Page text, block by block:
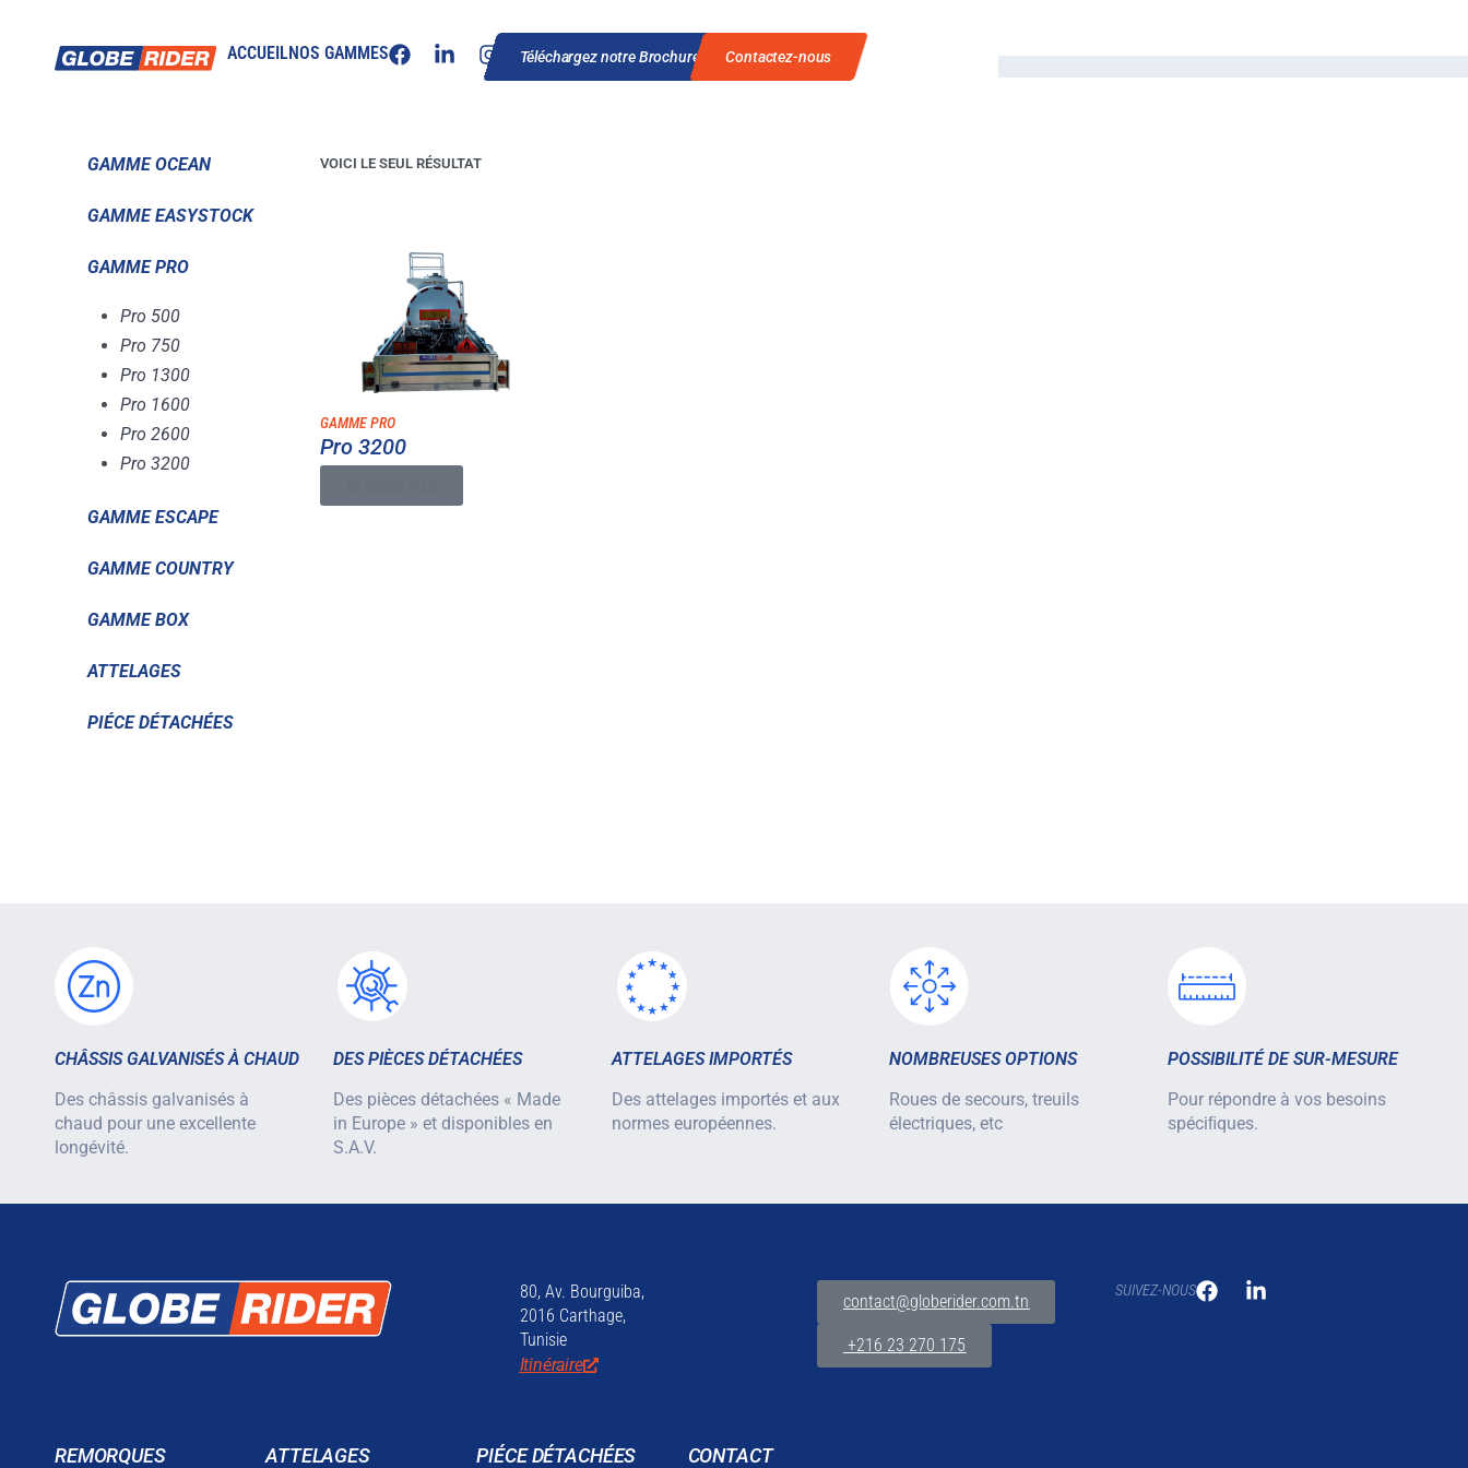
ACCUEILNOS GAMMES Téléchargez notre Brochure Contactez-nous
PRO 3200
GAMME OCEAN
GAMME EASYSTOCK
GAMME PRO
Pro 500
Pro 750
Pro 1300
Pro 1600
Pro 2600
Pro 3200
GAMME ESCAPE
GAMME COUNTRY
GAMME BOX
ATTELAGES
PIÉCE DÉTACHÉES
VOICI LE SEUL RÉSULTAT
GAMME PRO
Pro 3200
CHÂSSIS GALVANISÉS À CHAUD
Des châssis galvanisés à
chaud pour une excellente
longévité.
DES PIÈCES DÉTACHÉES
Des pièces détachées « Made
in Europe » et disponibles en
S.A.V.
ATTELAGES IMPORTÉS
Des attelages importés et aux
normes européennes.
NOMBREUSES OPTIONS
Roues de secours, treuils
électriques, etc
POSSIBILITÉ DE SUR-MESURE
Pour répondre à vos besoins
spéciﬁques.
80, Av. Bourguiba,
2016 Carthage,
Tunisie
Itinéraire
contact@globerider.com.tn
+216 23 270 175
SUIVEZ-NOUS
REMORQUES ATTELAGES PIÉCE DÉTACHÉES CONTACT